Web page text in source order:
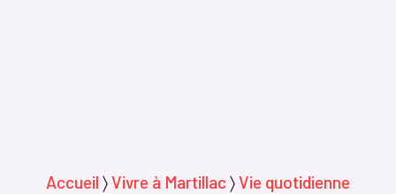
Accueil 〉Vivre à Martillac 〉Vie quotidienne